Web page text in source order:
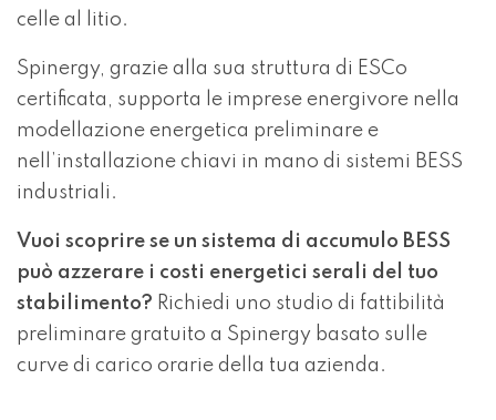
celle al litio.
Spinergy, grazie alla sua struttura di ESCo
certificata, supporta le imprese energivore nella
modellazione energetica preliminare e
nell’installazione chiavi in mano di sistemi BESS
industriali.
Vuoi scoprire se un sistema di accumulo BESS
può azzerare i costi energetici serali del tuo
stabilimento? Richiedi uno studio di fattibilità
preliminare gratuito a Spinergy basato sulle
curve di carico orarie della tua azienda.